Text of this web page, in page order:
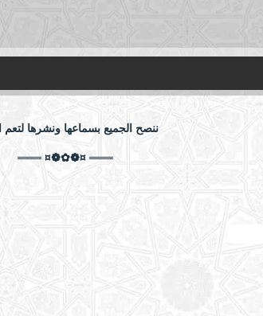
ننصح الجميع بسماعها ونشرها لتعم
═══ ¤❁✿❁¤ ═══